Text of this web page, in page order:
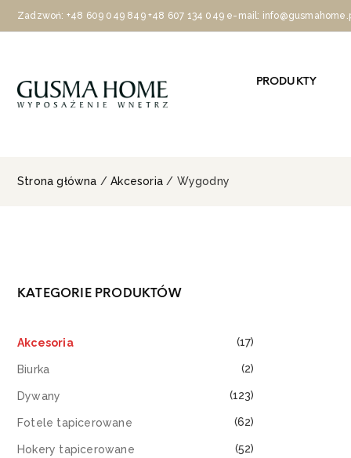
Zadzwoń: +48 609 049 849 +48 607 134 049 e-mail:
PRODUKTY
Strona główna /Akcesoria / Wygodny
KATEGORIE PRODUKTÓW
Akcesoria (17)
Biurka (2)
Dywany (123)
Fotele tapicerowane (62)
Hokery tapicerowane (52)